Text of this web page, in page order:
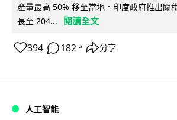
產量最高 50% 移至當地。印度政府推出關
長至 204...
閱讀全文
394 182 ↗ 分享
人工智能